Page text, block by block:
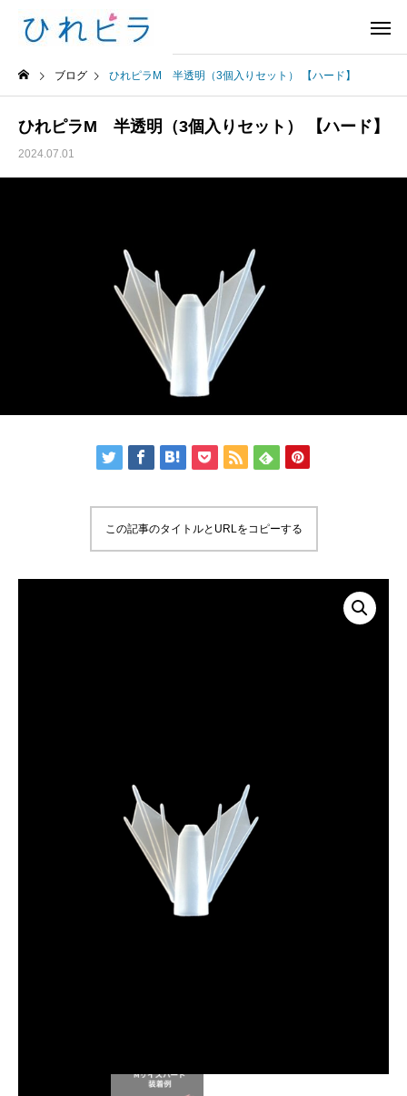
ブログ ひれピラM 半透明（3個入りセット） 【ハード】
ひれピラM 半透明（3個入りセット） 【ハード】
2024.07.01
この記事のタイトルとURLをコピーする